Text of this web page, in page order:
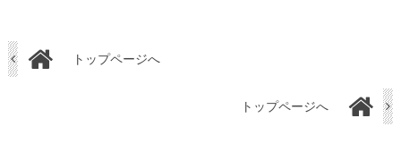
トップページへ
トップページへ